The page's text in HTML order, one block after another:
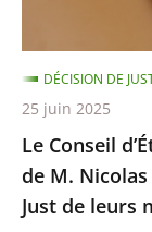
Nicolas
Bay
et
de
M.
Wallerand
Le Conseil
de M.
Just de leurs
DÉCISION DE
25 juin 2025